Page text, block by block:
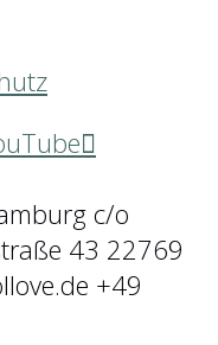
c/o
43 22769
+49